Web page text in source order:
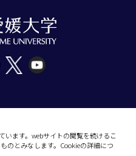
います。webサイトの閲覧を続けるこ
のとみなします。Cookieの詳細につ
Ehime 790-